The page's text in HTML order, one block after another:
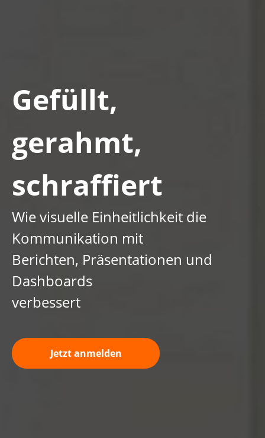
Gefüllt,
gerahmt,
schraffiert
Wie visuelle Einheitlichkeit die
Kommunikation mit
Berichten, Präsentationen und
Dashboards
verbessert
Jetzt anmelden